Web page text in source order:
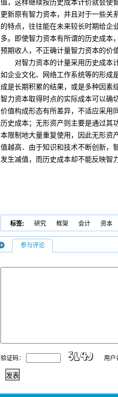
值，这样继续按历史成本计价就会使
更新原有智力资本，并且对于一些关
的特点，往往能在未来较长时期给企
多。即使智力资本有所谓的历史成本
预期收人，不正确计量智力资本的价
对智力资本的计量采用历史成本计
如企业文化、网络工作系统等的形成
成是长期积累的结果，或是多种因素
智力资本取得时点的实际成本可以确
价值构成形态有所差异，不适应采用
历史成本；无形资产则主要是通过其
本限制地大量重复使用，因此无形资
值越高．由于知识和技术不断创新，
发生减值，而历史成本却不能反映智
标签: 研究 框架 会计 资本
参与评论
验证码： 用户